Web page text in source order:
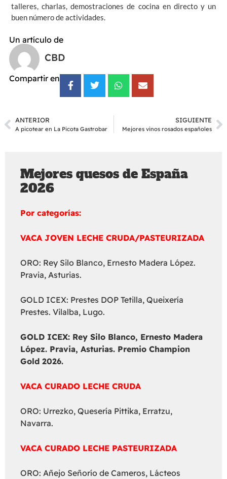
talleres, charlas, demostraciones de cocina en directo y un
buen número de actividades.
Un artículo de
CBD
Compartir en
ANTERIOR
A picotear en La Picota Gastrobar
SIGUIENTE
Mejores vinos rosados españoles
Mejores quesos de España
2026
Por categorías:
VACA JOVEN LECHE CRUDA/PASTEURIZADA
ORO: Rey Silo Blanco, Ernesto Madera López.
Pravia, Asturias.
GOLD ICEX: Prestes DOP Tetilla, Queixería
Prestes. Vilalba, Lugo.
GOLD ICEX: Rey Silo Blanco, Ernesto Madera
López. Pravia, Asturias. Premio Champion
Gold 2026.
VACA CURADO LECHE CRUDA
ORO: Urrezko, Quesería Pittika, Erratzu,
Navarra.
VACA CURADO LECHE PASTEURIZADA
ORO: Añejo Señorío de Cameros, Lácteos